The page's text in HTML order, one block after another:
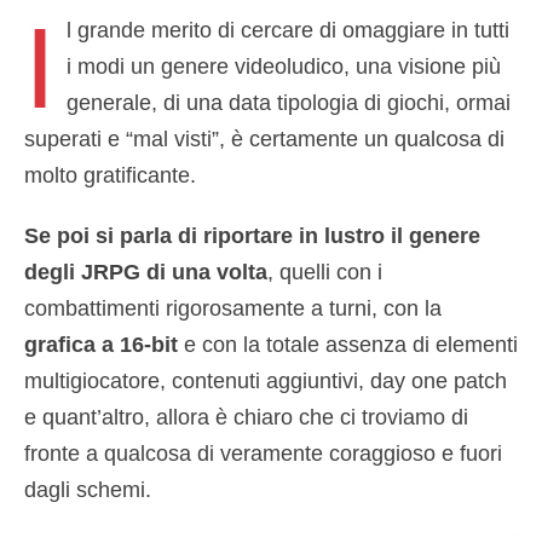
I
l grande merito di cercare di omaggiare in tutti
i modi un genere videoludico, una visione più
generale, di una data tipologia di giochi, ormai
superati e “mal visti”, è certamente un qualcosa di
molto gratificante.
Se poi si parla di riportare in lustro il genere
degli JRPG di una volta, quelli con i
combattimenti rigorosamente a turni, con la
grafica a 16-bit e con la totale assenza di elementi
multigiocatore, contenuti aggiuntivi, day one patch
e quant’altro, allora è chiaro che ci troviamo di
fronte a qualcosa di veramente coraggioso e fuori
dagli schemi.